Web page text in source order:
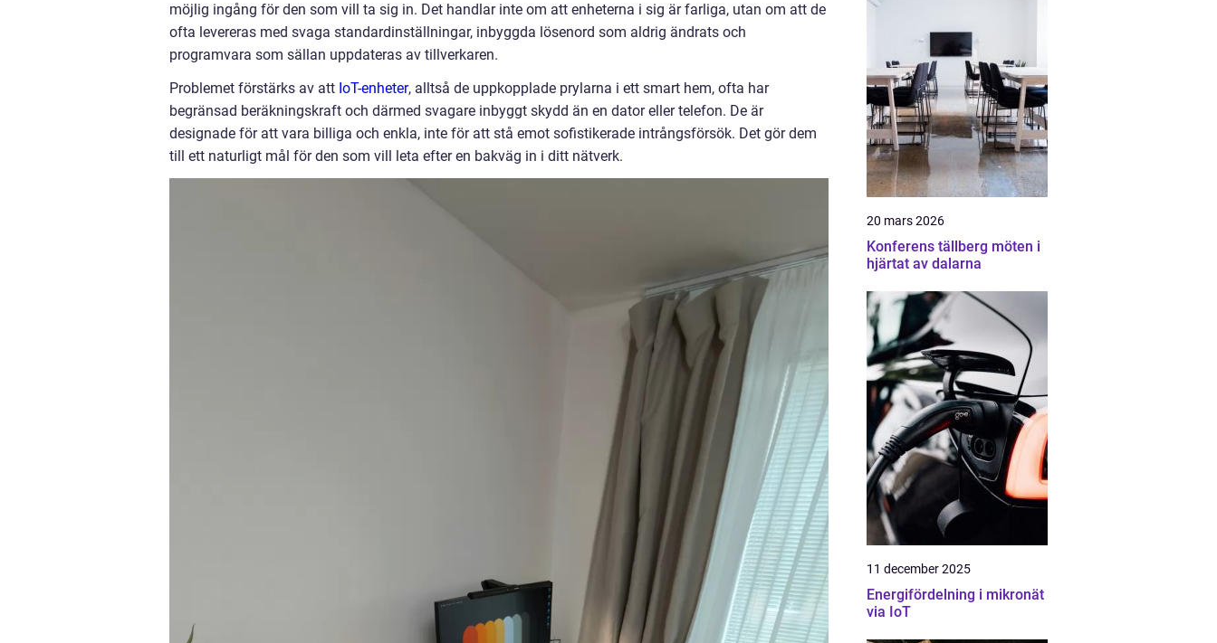
möjlig ingång för den som vill ta sig in. Det handlar inte om att enheterna i sig är farliga, utan om att de
ofta levereras med svaga standardinställningar, inbyggda lösenord som aldrig ändrats och
programvara som sällan uppdateras av tillverkaren.
Problemet förstärks av att IoT-enheter, alltså de uppkopplade prylarna i ett smart hem, ofta har
begränsad beräkningskraft och därmed svagare inbyggt skydd än en dator eller telefon. De är
designade för att vara billiga och enkla, inte för att stå emot sofistikerade intrångsförsök. Det gör dem
till ett naturligt mål för den som vill leta efter en bakväg in i ditt nätverk.
20 mars 2026
Konferens tällberg möten i
hjärtat av dalarna
11 december 2025
Energifördelning i mikronät
via IoT